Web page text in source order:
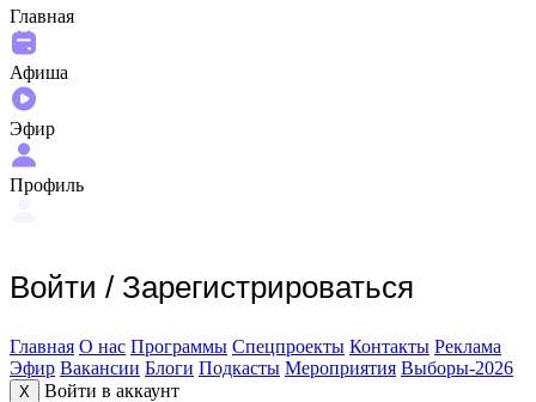
Главная
Афиша
Эфир
Профиль
Войти / Зарегистрироваться
Главная О нас Программы Спецпроекты Контакты Реклама
Эфир Вакансии Блоги Подкасты Мероприятия Выборы-2026
X
Войти в аккаунт